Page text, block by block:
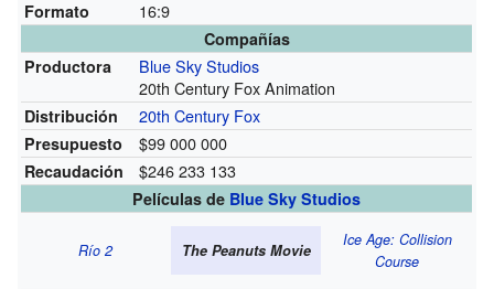
Formato 16:9
Compañías
Productora
Blue Sky Studios
20th Century Fox Animation
Distribución 20th Century Fox
Presupuesto $99 000 000
Recaudación $246 233 133
Películas de Blue Sky Studios
Río 2 The Peanuts Movie
Ice Age: Collision
Course